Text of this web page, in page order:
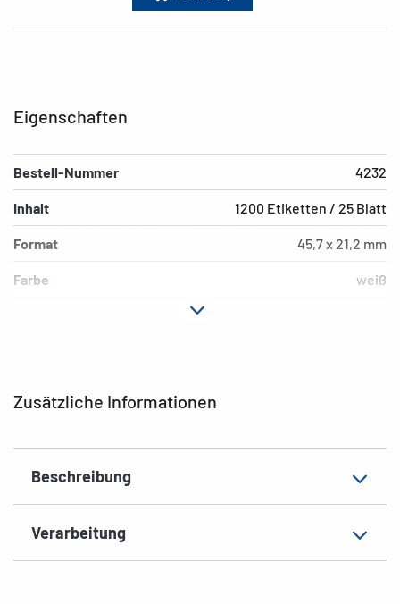
Zusätzliche Informationen
Beschreibung
Verarbeitung
Eigenschaften
Bestell-Nummer 4232
Inhalt 1200 Etiketten / 25 Blatt
Format 45,7 x 21,2 mm
Farbe weiß